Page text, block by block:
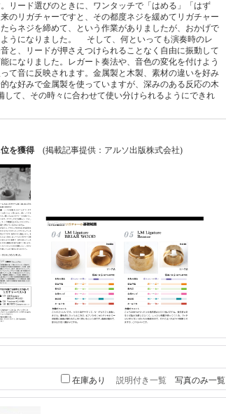
リード選びのときに、ワンタッチで「はめる」「はず
のリガチャーですと、その都度ネジを緩めてリガチャー
らネジを締めて、という作業がありましたが、おかげで
うになりました。 そして、何といっても演奏時のレ
と、リードが押さえつけられることなく自由に振動して
になりました。レガート奏法や、音色の変化を付けよう
て音に反映されます。金属製と木製、素材の違いを好み
な好みで金属製を使っていますが、深みのある反応の木
して、その時々に合わせて使い分けられるようにできれ
を獲得 (掲載記事提供：アルソ出版株式会社)
在庫あり 説明付き一覧 写真のみ一覧